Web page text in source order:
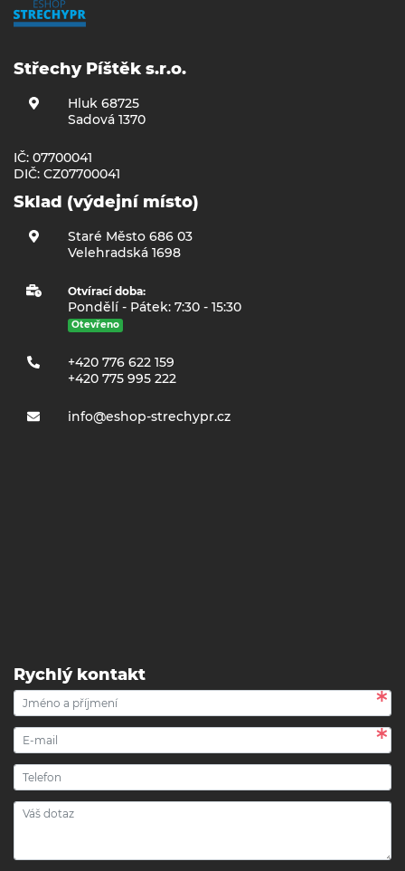
Střechy Píštěk s.r.o.
Hluk 68725
Sadová 1370
IČ: 07700041
DIČ: CZ07700041
Sklad (výdejní místo)
Staré Město 686 03
Velehradská 1698
Otvírací doba:
Pondělí - Pátek: 7:30 - 15:30
Otevřeno
+420 776 622 159
+420 775 995 222
info@eshop-strechypr.cz
Rychlý kontakt